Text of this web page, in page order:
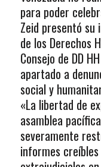
para poder
Zeid presentó
de los Derechos
Consejo de DD
apartado a
social y
«La libertad de
asamblea
severamente
informes